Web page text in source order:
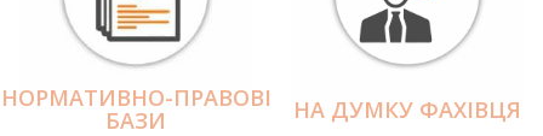
НОРМАТИВНО-ПРАВОВІ
БАЗИ НА ДУМКУ ФАХІВЦЯ